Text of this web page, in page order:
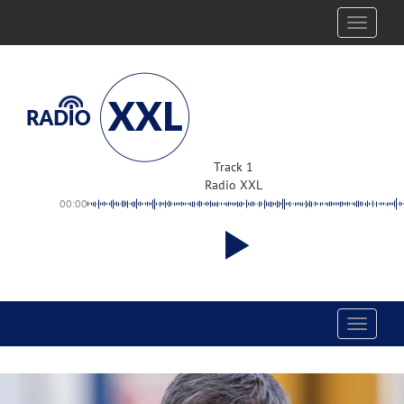
Toggle
Track 1
Radio XXL
00:00
Toggle